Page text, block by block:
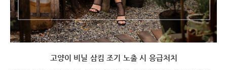
고양이 비닐 삼킴 조기 노출 시 응급처치